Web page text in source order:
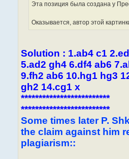
Эта позиция была создана у
Оказывается, автор этой
Solution : 1.ab4 c1
5.ad2 gh4 6.df4 ab6
9.fh2 ab6 10.hg1 hg3
gh2 14.cg1 x
*************************
*************************
Some times later P.
the claim against him
plagiarism::